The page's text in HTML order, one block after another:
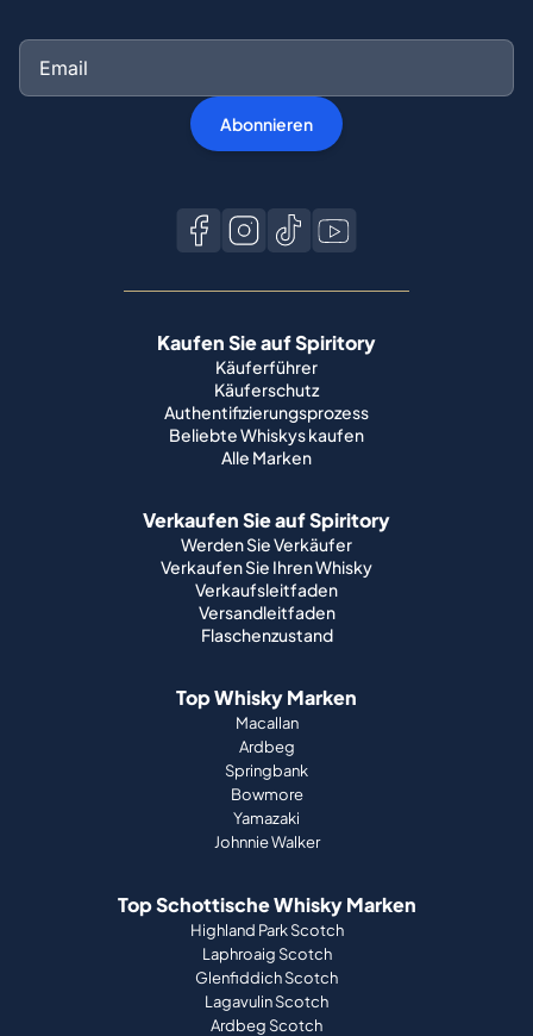
Abonnieren
Kaufen Sie auf Spiritory
Käuferführer
Käuferschutz
Authentifizierungsprozess
Beliebte Whiskys kaufen
Alle Marken
Verkaufen Sie auf Spiritory
Werden Sie Verkäufer
Verkaufen Sie Ihren Whisky
Verkaufsleitfaden
Versandleitfaden
Flaschenzustand
Top Whisky Marken
Macallan
Ardbeg
Springbank
Bowmore
Yamazaki
Johnnie Walker
Top Schottische Whisky Marken
Highland Park Scotch
Laphroaig Scotch
Glenfiddich Scotch
Lagavulin Scotch
Ardbeg Scotch